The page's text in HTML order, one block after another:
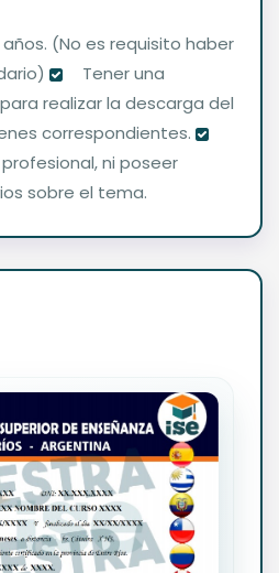
años. (No es requisito haber
Tener una
realizar la descarga del
correspondientes.
ni poseer
sobre el tema.